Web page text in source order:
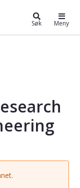
Søk Meny
in